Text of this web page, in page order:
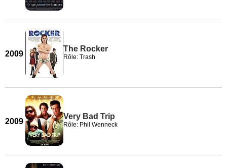
2009
The Rocker
Rôle: Trash
2009
Very Bad Trip
Rôle: Phil Wenneck